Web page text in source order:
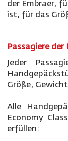
der Embraer,
ist, für das
Passagiere der
Jeder
Größe,
Alle
Economy
erfüllen: